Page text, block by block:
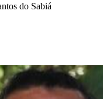
do Sabiá